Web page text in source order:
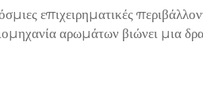
επιχειρηματικές
αρωμάτων βιώνει μια
προτεραιότητα στην
προς το περιβάλλον λύσεις...